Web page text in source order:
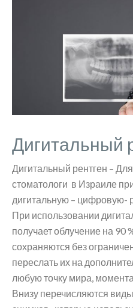
Дигитальный
Дигитальный рентген –
стоматологи в Израиле
дигитальную – цифровую-
При использовании
получает облучение на 90
сохраняются без
переслать их на
любую точку мира,
Внизу перечисляются